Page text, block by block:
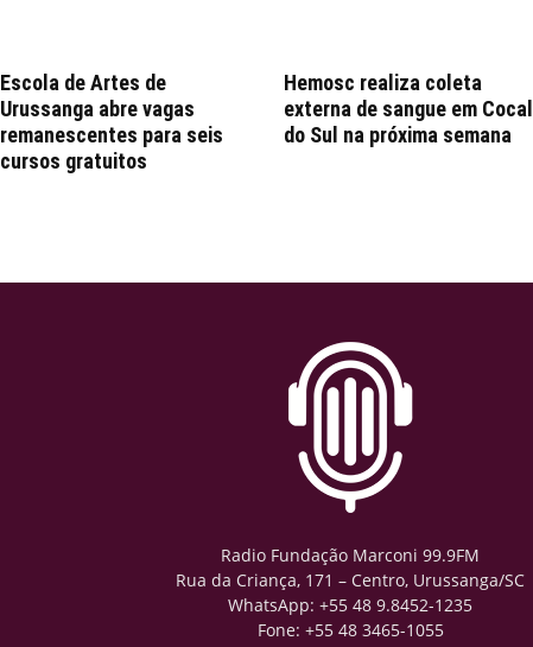
Escola de Artes de
Urussanga abre vagas
remanescentes para seis
cursos gratuitos
Hemosc realiza coleta
externa de sangue em Cocal
do Sul na próxima semana
Radio Fundação Marconi 99.9FM
Rua da Criança, 171 – Centro, Urussanga/SC
WhatsApp: +55 48 9.8452-1235
Fone: +55 48 3465-1055